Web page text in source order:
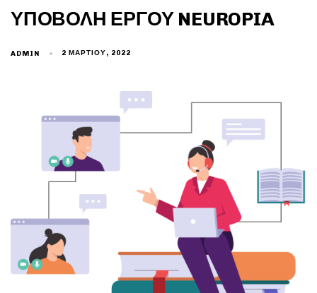
ΥΠΟΒΟΛΉ ΈΡΓΟΥ NEUROPIA
ADMIN 2 ΜΑΡΤΊΟΥ, 2022